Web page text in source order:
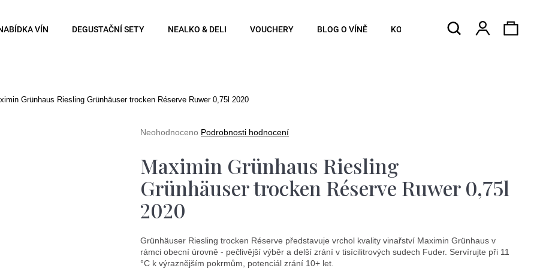
VÍN DEGUSTAČNÍ SETY NEALKO & DELI VOUCHERY BLOG O VÍNĚ KONTAKTY Hledat
Grünhaus Riesling Grünhäuser trocken Réserve Ruwer 0,75l 2020
Průměrné
je
0,0
z
5
hvězdiček.
Neohodnoceno Podrobnosti hodnocení
Maximin Grünhaus Riesling
Grünhäuser trocken Réserve Ruwer 0,75l
2020
Grünhäuser Riesling trocken Réserve představuje vrchol kvality vinařství Maximin Grünhaus v
rámci obecní úrovně - pečlivější výběr a delší zrání v tisícilitrových sudech Fuder. Servírujte při 11
°C k výraznějším pokrmům, potenciál zrání 10+ let.